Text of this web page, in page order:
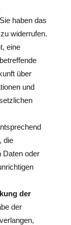
Sie haben das
widerrufen.
eine
über
und
die
Daten oder
der
der